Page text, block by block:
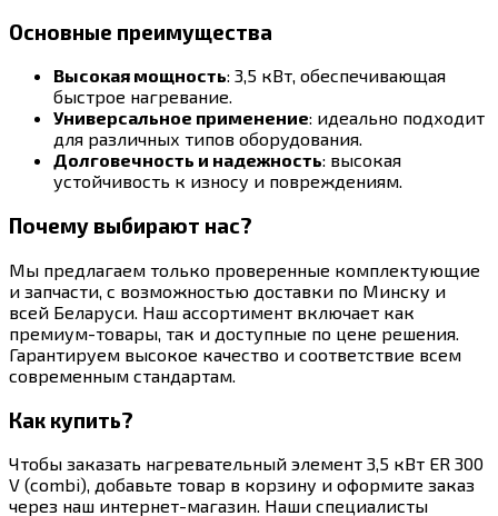
Основные преимущества
Высокая мощность: 3,5 кВт, обеспечивающая
быстрое нагревание.
Универсальное применение: идеально подходит
для различных типов оборудования.
Долговечность и надежность: высокая
устойчивость к износу и повреждениям.
Почему выбирают нас?
Мы предлагаем только проверенные комплектующие
и запчасти, с возможностью доставки по Минску и
всей Беларуси. Наш ассортимент включает как
премиум-товары, так и доступные по цене решения.
Гарантируем высокое качество и соответствие всем
современным стандартам.
Как купить?
Чтобы заказать нагревательный элемент 3,5 кВт ER 300
V (combi), добавьте товар в корзину и оформите заказ
через наш интернет-магазин. Наши специалисты